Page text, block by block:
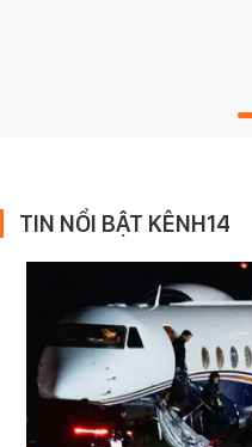
TIN NỔI BẬT KÊNH14